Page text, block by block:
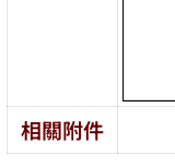
相關附件